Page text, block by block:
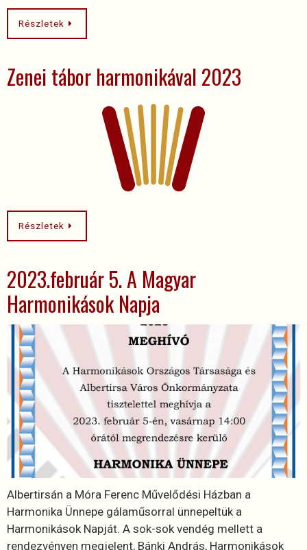
Részletek
Zenei tábor harmonikával 2023
Részletek
2023.február 5. A Magyar
Harmonikások Napja
Albertirsán a Móra Ferenc Művelődési Házban a
Harmonika Ünnepe gálaműsorral ünnepeltük a
Harmonikások Napját. A sok-sok vendég mellett a
rendezvényen megjelent, Bánki András, Harmonikások